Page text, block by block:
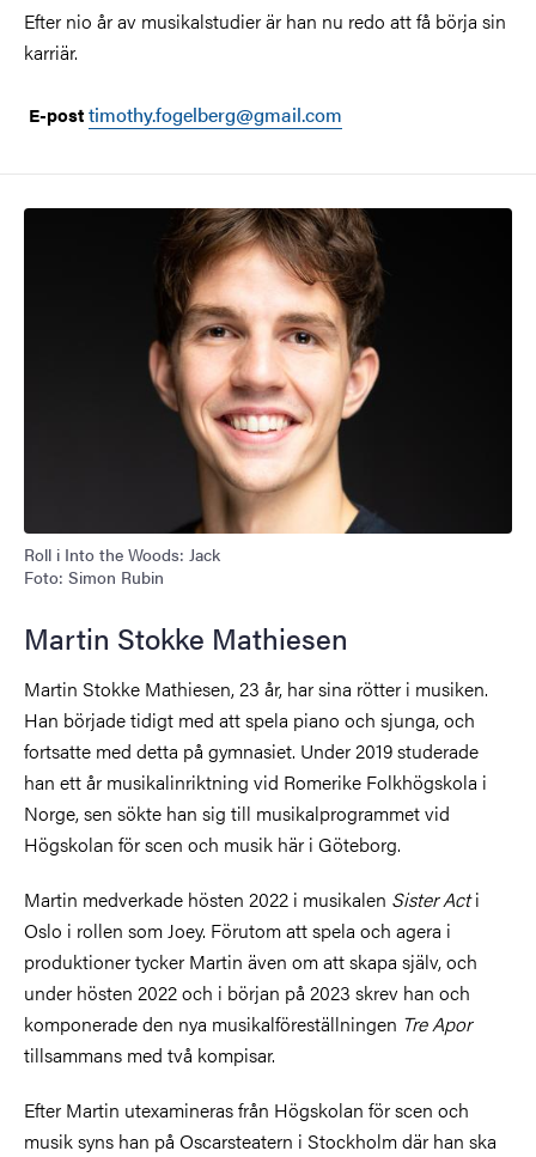
Efter nio år av musikalstudier är han nu redo att få börja sin
karriär.
E-posttimothy.fogelberg@gmail.com
Roll i Into the Woods: Jack
Foto: Simon Rubin
Martin Stokke Mathiesen
Martin Stokke Mathiesen, 23 år, har sina rötter i musiken.
Han började tidigt med att spela piano och sjunga, och
fortsatte med detta på gymnasiet. Under 2019 studerade
han ett år musikalinriktning vid Romerike Folkhögskola i
Norge, sen sökte han sig till musikalprogrammet vid
Högskolan för scen och musik här i Göteborg.
Martin medverkade hösten 2022 i musikalen Sister Acti
Oslo i rollen som Joey. Förutom att spela och agera i
produktioner tycker Martin även om att skapa själv, och
under hösten 2022 och i början på 2023 skrev han och
komponerade den nya musikalföreställningen Tre Apor
tillsammans med två kompisar.
Efter Martin utexamineras från Högskolan för scen och
musik syns han på Oscarsteatern i Stockholm där han ska